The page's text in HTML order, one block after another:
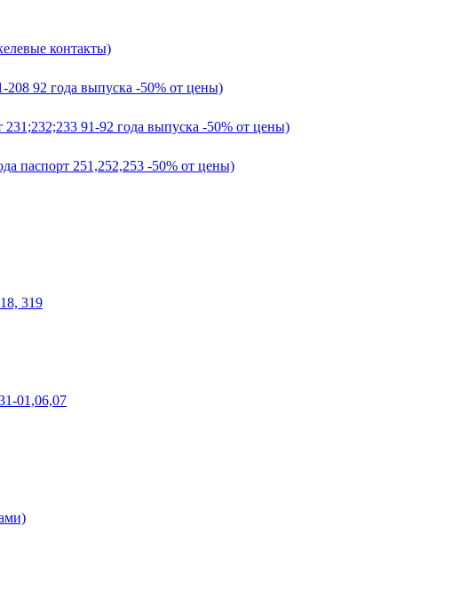
контакты)
92 года выпуска -50% от цены)
91-92 года выпуска -50% от цены)
паспорт 251,252,253 -50% от цены)
319
01,06,07